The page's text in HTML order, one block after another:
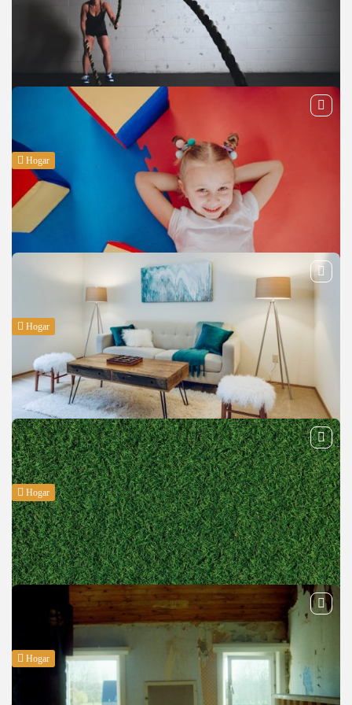
Hogar
CrossFit en casa: qué suelo elegir para
entrenar con seguridad
Elegir un buen suelo para crossfit es clave si quieres entrenar en casa con
seguridad y comodidad. No se trata solo de estética, sino de proteger tus
articulaciones, tu material...
ABRIL 10, 2026
Hogar
Suelos de seguridad para zonas infantiles:
tatami puzzle como alternativa
Garantizar la seguridad en las zonas infantiles es una prioridad para
familias, colegios y espacios públicos. Elegir un buen suelo amortiguador
reduce el riesgo de lesiones y crea un entorno...
BY MANUEL RAMOS ABRIL 7, 2026
Hogar
Cómo preparar una vivienda antes de una
sesión de fotos...
Antes de contratar a un fotógrafo inmobiliario, conviene preparar la
vivienda para aprovechar al máximo la sesión. Una buena puesta a punto
puede marcar la diferencia en portales como Idealista...
MANUEL RAMOS FEBRERO 12, 2026
Hogar
Mejores tipos de césped artificial según el uso:
jardín, piscina...